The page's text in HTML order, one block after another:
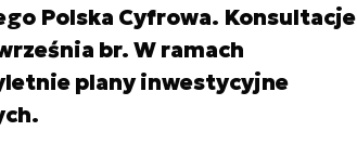
Polska Cyfrowa. Konsultacje
br. W ramach
plany inwestycyjne